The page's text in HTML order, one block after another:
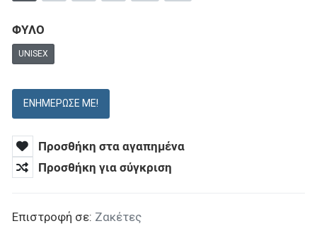
ΦΥΛΟ
UNISEX
ΕΝΗΜΈΡΩΣΕ ΜΕ!
Προσθήκη στα αγαπημένα
Προσθήκη για σύγκριση
Επιστροφή σε: Ζακέτες